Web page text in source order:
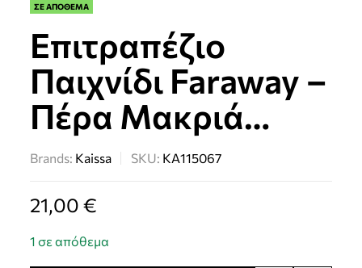
ΣΕ ΑΠΟΘΕΜΑ
Επιτραπέζιο
Παιχνίδι Faraway –
Πέρα Μακριά…
Brands: Kaissa SKU: KA115067
21,00€
1 σε απόθεμα